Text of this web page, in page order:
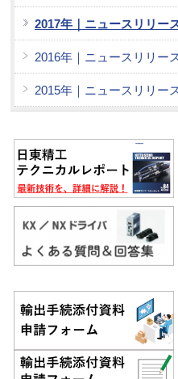
2017年｜ニュースリリー
2016年｜ニュースリリー
2015年｜ニュースリリー